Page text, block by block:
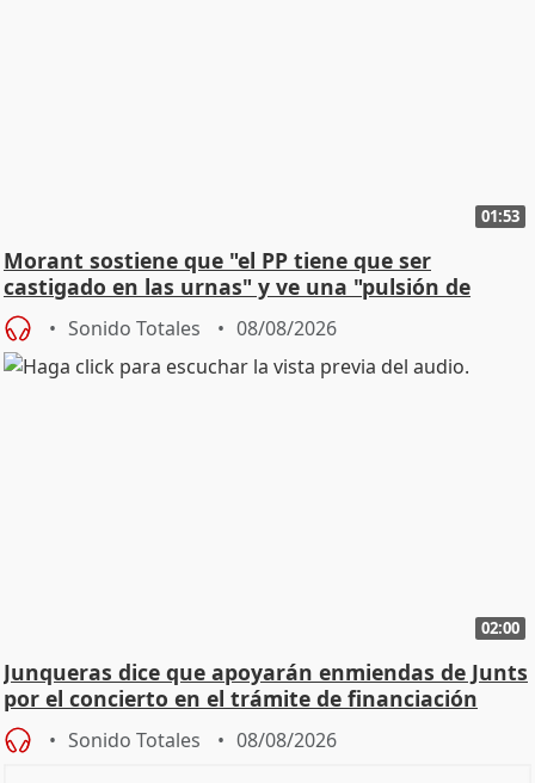
01:53
Morant sostiene que "el PP tiene que ser
castigado en las urnas" y ve una "pulsión de
cambio"
Sonido Totales 08/08/2026
02:00
Junqueras dice que apoyarán enmiendas de Junts
por el concierto en el trámite de financiación
Sonido Totales 08/08/2026